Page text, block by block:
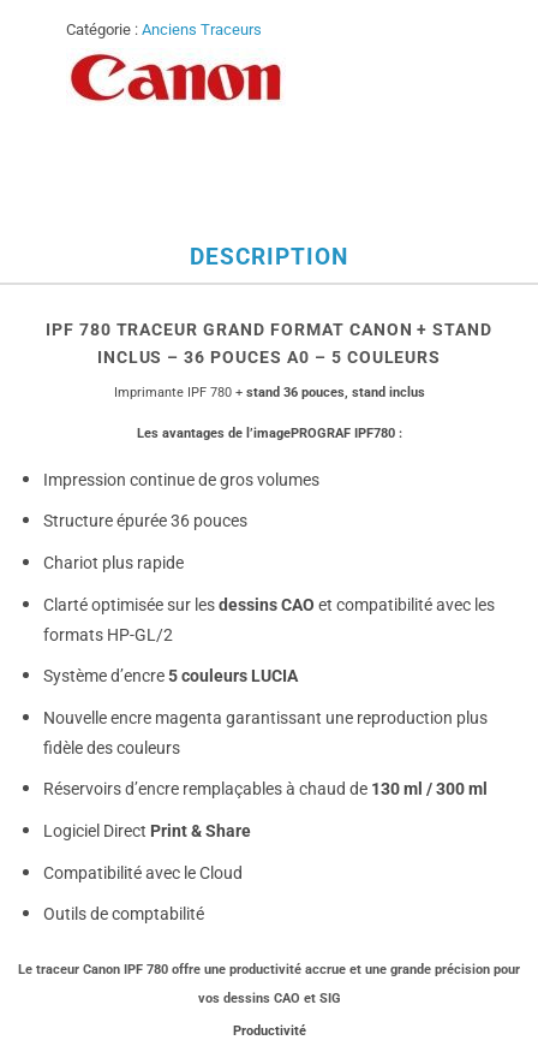
Catégorie : Anciens Traceurs
DESCRIPTION
IPF 780 TRACEUR GRAND FORMAT CANON + STAND
INCLUS – 36 POUCES A0 – 5 COULEURS
Imprimante IPF 780 + stand 36 pouces, stand inclus
Les avantages de l’imagePROGRAF IPF780 :
Impression continue de gros volumes
Structure épurée 36 pouces
Chariot plus rapide
Clarté optimisée sur lesdessins CAO et compatibilité avec les
formats HP-GL/2
Système d’encre5 couleurs LUCIA
Nouvelle encre magenta garantissant une reproduction plus
fidèle des couleurs
Réservoirs d’encre remplaçables à chaud de 130 ml / 300 ml
Logiciel Direct Print & Share
Compatibilité avec le Cloud
Outils de comptabilité
Le traceur Canon IPF 780 offre une productivité accrue et une grande précision pour
vos dessins CAO et SIG
Productivité